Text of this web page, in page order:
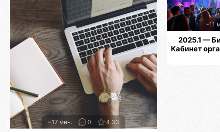
~17 мин. 0 4.33
~11
2025.1 —
Кабинет